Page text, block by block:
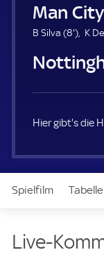
B Silva (8'8
m
e
) K
Hier gibt's die
Spielfilm Tabelle
Live-